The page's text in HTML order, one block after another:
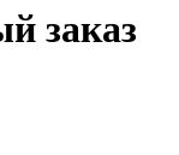
заказ